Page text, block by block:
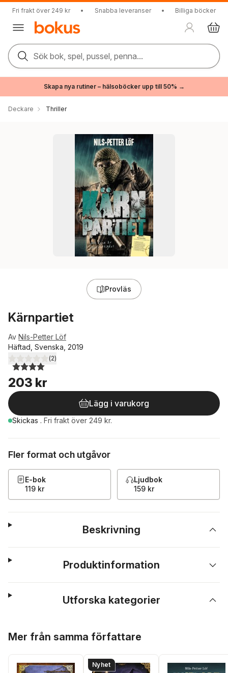
Fri frakt över 249 kr • Snabba leveranser • Billiga böcker
Sök bok, spel, pussel, penna...
Skapa nya rutiner – hälsoböcker upp till 50% →
Deckare Thriller
Provläs
Kärnpartiet
Av Nils-Petter Löf
Häftad, Svenska, 2019
4,0utav 5 stjärnor. Totalt antal röster:
(2)
203 kr
Lägg i varukorg
Skickas . Fri frakt över 249 kr.
Fler format och utgåvor
E-bok
119 kr
Ljudbok
159 kr
Beskrivning
Produktinformation
Utforska kategorier
Mer från samma författare
Nyhet